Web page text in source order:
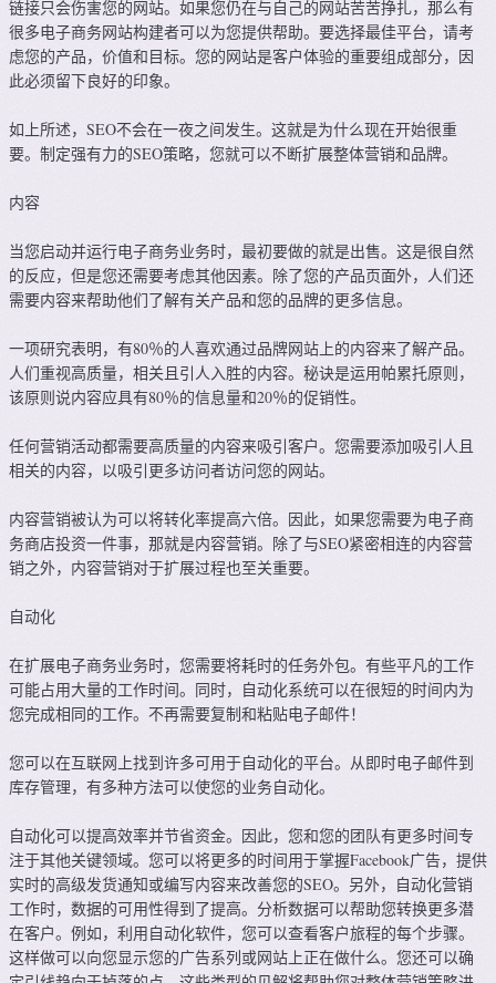
链接只会伤害您的网站。如果您仍在与自己的网站苦苦挣扎，那么有
很多电子商务网站构建者可以为您提供帮助。要选择最佳平台，请考
虑您的产品，价值和目标。您的网站是客户体验的重要组成部分，因
此必须留下良好的印象。
如上所述，SEO不会在一夜之间发生。这就是为什么现在开始很重
要。制定强有力的SEO策略，您就可以不断扩展整体营销和品牌。
内容
当您启动并运行电子商务业务时，最初要做的就是出售。这是很自然
的反应，但是您还需要考虑其他因素。除了您的产品页面外，人们还
需要内容来帮助他们了解有关产品和您的品牌的更多信息。
一项研究表明，有80％的人喜欢通过品牌网站上的内容来了解​​产品。
人们重视高质量，相关且引人入胜的内容。秘诀是运用帕累托原则，
该原则说内容应具有80％的信息量和20％的促销性。
任何营销活动都需要高质量的内容来吸引客户。您需要添加吸引人且
相关的内容，以吸引更多访问者访问您的网站。
内容营销被认为可以将转化率提高六倍。因此，如果您需要为电子商
务商店投资一件事，那就是内容营销。除了与SEO紧密相连的内容营
销之外，内容营销对于扩展过程也至关重要。
自动化
在扩展电子商务业务时，您需要将耗时的任务外包。有些平凡的工作
可能占用大量的工作时间。同时，自动化系统可以在很短的时间内为
您完成相同的工作。不再需要复制和粘贴电子邮件！
您可以在互联网上找到许多可用于自动化的平台。从即时电子邮件到
库存管理，有多种方法可以使您的业务自动化。
自动化可以提高效率并节省资金。因此，您和您的团队有更多时间专
注于其他关键领域。您可以将更多的时间用于掌握Facebook广告，提供
实时的高级发货通知或编写内容来改善您的SEO。另外，自动化营销
工作时，数据的可用性得到了提高。分析数据可以帮助您转换更多潜
在客户。例如，利用自动化软件，您可以查看客户旅程的每个步骤。
这样做可以向您显示您的广告系列或网站上正在做什么。您还可以确